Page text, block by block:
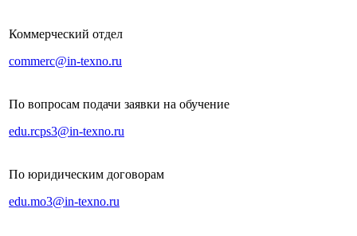
Коммерческий отдел
commerc@in-texno.ru
По вопросам подачи заявки на обучение
edu.rcps3@in-texno.ru
По юридическим договорам
edu.mo3@in-texno.ru